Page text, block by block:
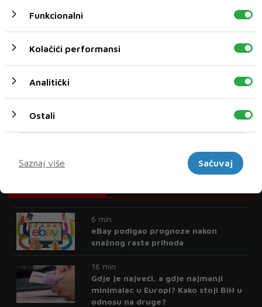
Ministarstvo izmijenilo Pravilnik o registraciji vozila
Funkcionalni
Kolačići performansi
Analitički
Ostali
Saznaj više
Sačuvaj
6 min
eBay podigao prognoze nakon
snažnog rasta prihoda
16 min
Gdje je najveći, a gdje najmanji
minimalac u Europi? Kako stoji BiH u
odnosu na druge?